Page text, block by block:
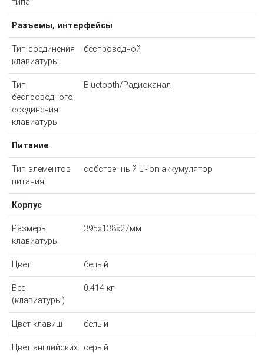
типа
Разъемы, интерфейсы
Тип соединения
клавиатуры
беспроводной
Тип
беспроводного
соединения
клавиатуры
Bluetooth/Радиоканал
Питание
Тип элементов
питания
собственный Li-ion аккумулятор
Корпус
Размеры
клавиатуры
395x138x27мм
Цвет белый
Вес
(клавиатуры)
0.414 кг
Цвет клавиш белый
Цвет английских
серый